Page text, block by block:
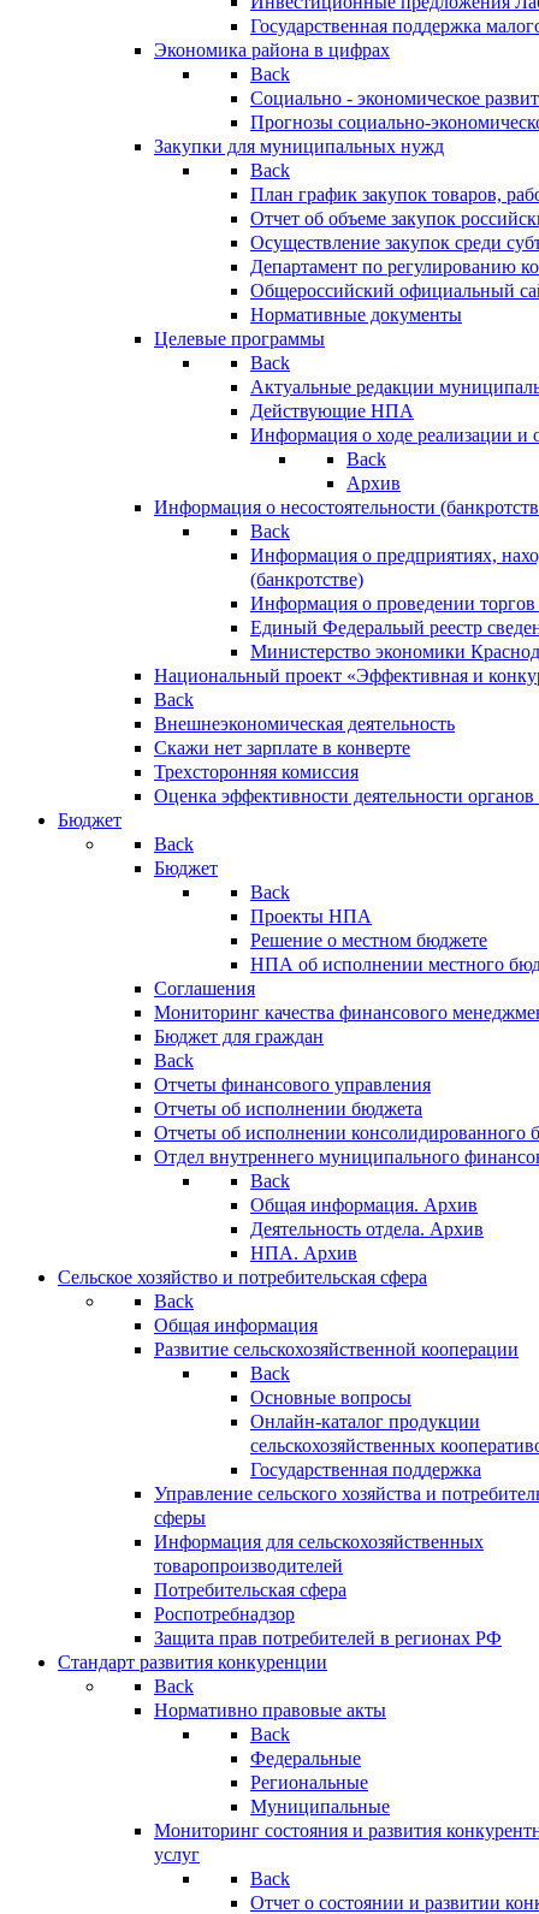
Государственная поддержка
Экономика района в цифрах
Back
Социально - экономическое
Прогнозы социально-
Закупки для муниципальных нужд
Back
План график закупок товаров,
Отчет об объеме закупок
Осуществление закупок среди
Департамент по регулированию
Общероссийский официальный
Нормативные документы
Целевые программы
Back
Актуальные редакции
Действующие НПА
Информация о ходе реализации
Back
Архив
Информация о несостоятельности
Back
Информация о предприятиях,
(банкротстве)
Информация о проведении
Единый Федеральый реестр
Министерство экономики
Национальный проект «Эффективная и
Back
Внешнеэкономическая деятельность
Скажи нет зарплате в конверте
Трехсторонняя комиссия
Оценка эффективности деятельности
Бюджет
Back
Бюджет
Back
Проекты НПА
Решение о местном бюджете
НПА об исполнении местного
Соглашения
Мониторинг качества финансового
Бюджет для граждан
Back
Отчеты финансового управления
Отчеты об исполнении бюджета
Отчеты об исполнении консолидированного
Отдел внутреннего муниципального
Back
Общая информация. Архив
Деятельность отдела. Архив
НПА. Архив
Сельское хозяйство и потребительская сфера
Back
Общая информация
Развитие сельскохозяйственной кооперации
Back
Основные вопросы
Онлайн-каталог продукции
сельскохозяйственных
Государственная поддержка
Управление сельского хозяйства и
сферы
Информация для сельскохозяйственных
товаропроизводителей
Потребительская сфера
Роспотребнадзор
Защита прав потребителей в регионах РФ
Стандарт развития конкуренции
Back
Нормативно правовые акты
Back
Федеральные
Региональные
Муниципальные
Мониторинг состояния и развития
услуг
Back
Отчет о состоянии и развитии